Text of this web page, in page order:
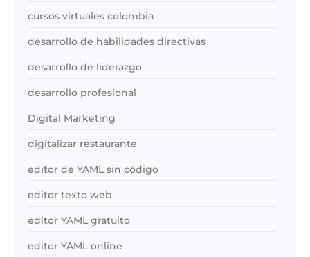
cursos virtuales colombia
desarrollo de habilidades directivas
desarrollo de liderazgo
desarrollo profesional
Digital Marketing
digitalizar restaurante
editor de YAML sin código
editor texto web
editor YAML gratuito
editor YAML online